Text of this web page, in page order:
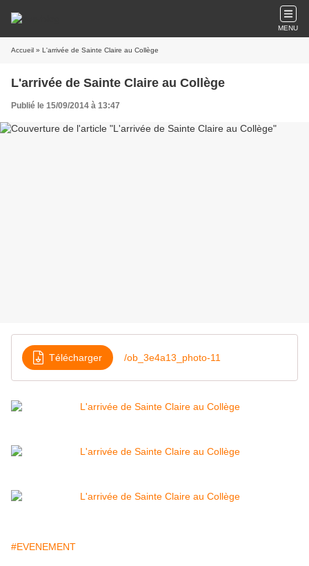
MENU
Accueil » L'arrivée de Sainte Claire au Collège
L'arrivée de Sainte Claire au Collège
Publié le 15/09/2014 à 13:47
Télécharger /ob_3e4a13_photo-11
#EVENEMENT